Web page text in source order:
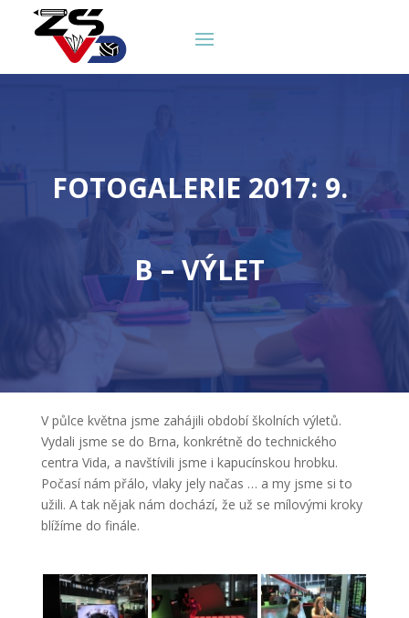
FOTOGALERIE 2017: 9.
B – VÝLET
V půlce května jsme zahájili období školních výletů.
Vydali jsme se do Brna, konkrétně do technického
centra Vida, a navštívili jsme i kapucínskou hrobku.
Počasí nám přálo, vlaky jely načas … a my jsme si to
užili. A tak nějak nám dochází, že už se mílovými kroky
blížíme do finále.